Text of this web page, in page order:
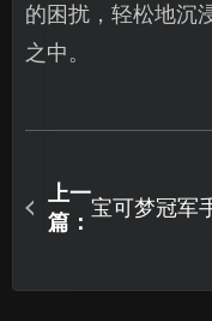
的困扰，轻松地沉
之中。
上一
篇：
宝可梦冠军
解！